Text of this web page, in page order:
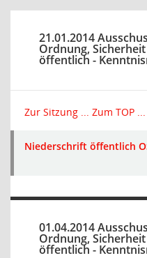
21.01.2014
Ordnung,
öffentlich -
Zur Sitzung ... Zum TOP ...
Niederschrift öffentlich
01.04.2014
Ordnung,
öffentlich -